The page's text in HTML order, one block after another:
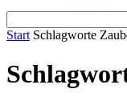
Start Schlagworte